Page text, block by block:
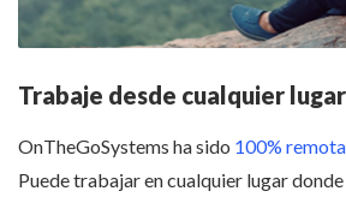
Trabaje desde cualquier lugar
OnTheGoSystems ha sido 100% remota
Puede trabajar en cualquier lugar